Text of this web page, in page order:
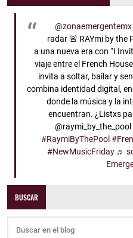
@zonaemergentemx
radar 🚨 RAYmi by the
a una nueva era con “I
viaje entre el French
invita a soltar, bailar y
combina identidad digital,
donde la música y la
encuentran. ¿Listxs
@raymi_by_the_pool
#RaymiByThePool
#NewMusicFriday ♬
BUSCAR